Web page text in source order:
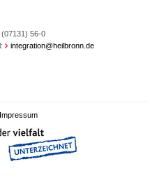
(07131) 56-0
integration@heilbronn.de
Impressum